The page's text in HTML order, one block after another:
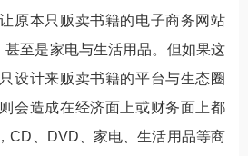
原本只贩卖书籍的电子商务网站
至是家电与生活用品。但如果这
设计来贩卖书籍的平台与生态圈
会造成在经济面上或财务面上都
CD、DVD、家电、生活用品等商